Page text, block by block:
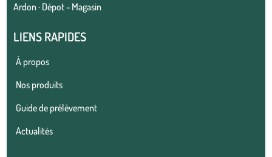
Ardon · Dépot - Magasin
LIENS RAPIDES
À propos
Nos produits
Guide de prélèvement
Actualités